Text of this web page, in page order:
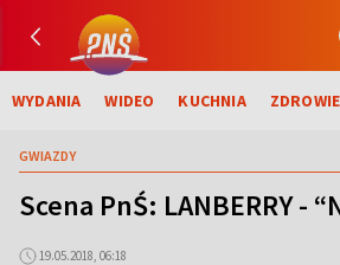
WYDANIA WIDEO KUCHNIA ZDROWIE
GWIAZDY
Scena PnŚ: LANBERRY -
19.05.2018, 06:18